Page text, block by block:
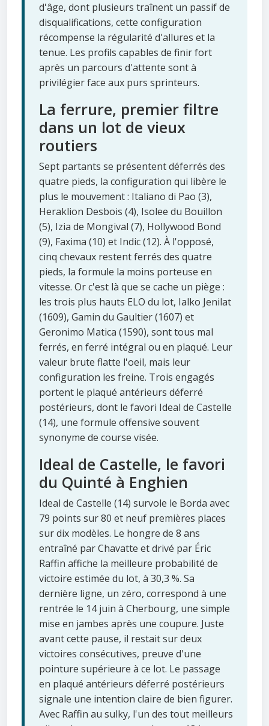
d'âge, dont plusieurs traînent un passif de
disqualifications, cette configuration
récompense la régularité d'allures et la
tenue. Les profils capables de finir fort
après un parcours d'attente sont à
privilégier face aux purs sprinteurs.
La ferrure, premier filtre
dans un lot de vieux
routiers
Sept partants se présentent déferrés des
quatre pieds, la configuration qui libère le
plus le mouvement : Italiano di Pao (3),
Heraklion Desbois (4), Isolee du Bouillon
(5), Izia de Mongival (7), Hollywood Bond
(9), Faxima (10) et Indic (12). À l'opposé,
cinq chevaux restent ferrés des quatre
pieds, la formule la moins porteuse en
vitesse. Or c'est là que se cache un piège :
les trois plus hauts ELO du lot, Ialko Jenilat
(1609), Gamin du Gaultier (1607) et
Geronimo Matica (1590), sont tous mal
ferrés, en ferré intégral ou en plaqué. Leur
valeur brute flatte l'oeil, mais leur
configuration les freine. Trois engagés
portent le plaqué antérieurs déferré
postérieurs, dont le favori Ideal de Castelle
(14), une formule offensive souvent
synonyme de course visée.
Ideal de Castelle, le favori
du Quinté à Enghien
Ideal de Castelle (14) survole le Borda avec
79 points sur 80 et neuf premières places
sur dix modèles. Le hongre de 8 ans
entraîné par Chavatte et drivé par Éric
Raffin affiche la meilleure probabilité de
victoire estimée du lot, à 30,3 %. Sa
dernière ligne, un zéro, correspond à une
rentrée le 14 juin à Cherbourg, une simple
mise en jambes après une coupure. Juste
avant cette pause, il restait sur deux
victoires consécutives, preuve d'une
pointure supérieure à ce lot. Le passage
en plaqué antérieurs déferré postérieurs
signale une intention claire de bien figurer.
Avec Raffin au sulky, l'un des tout meilleurs